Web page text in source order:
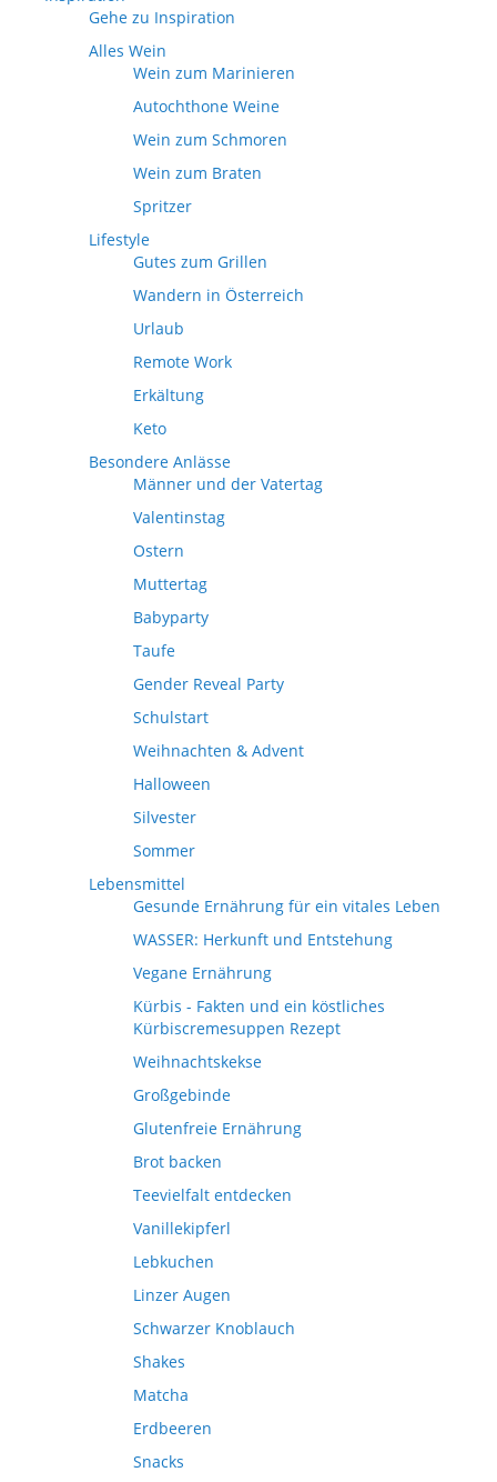
Gehe zu Inspiration
Alles Wein
Wein zum Marinieren
Autochthone Weine
Wein zum Schmoren
Wein zum Braten
Spritzer
Lifestyle
Gutes zum Grillen
Wandern in Österreich
Urlaub
Remote Work
Erkältung
Keto
Besondere Anlässe
Männer und der Vatertag
Valentinstag
Ostern
Muttertag
Babyparty
Taufe
Gender Reveal Party
Schulstart
Weihnachten & Advent
Halloween
Silvester
Sommer
Lebensmittel
Gesunde Ernährung für ein vitales Leben
WASSER: Herkunft und Entstehung
Vegane Ernährung
Kürbis - Fakten und ein köstliches
Kürbiscremesuppen Rezept
Weihnachtskekse
Großgebinde
Glutenfreie Ernährung
Brot backen
Teevielfalt entdecken
Vanillekipferl
Lebkuchen
Linzer Augen
Schwarzer Knoblauch
Shakes
Matcha
Erdbeeren
Snacks